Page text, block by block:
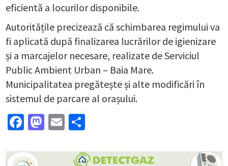
eficientă a locurilor disponibile.
Autoritățile precizează că schimbarea regimului va
fi aplicată după finalizarea lucrărilor de igienizare
și a marcajelor necesare, realizate de Serviciul
Public Ambient Urban – Baia Mare.
Municipalitatea pregătește și alte modificări în
sistemul de parcare al orașului.
Facebook
Mastodon
Email